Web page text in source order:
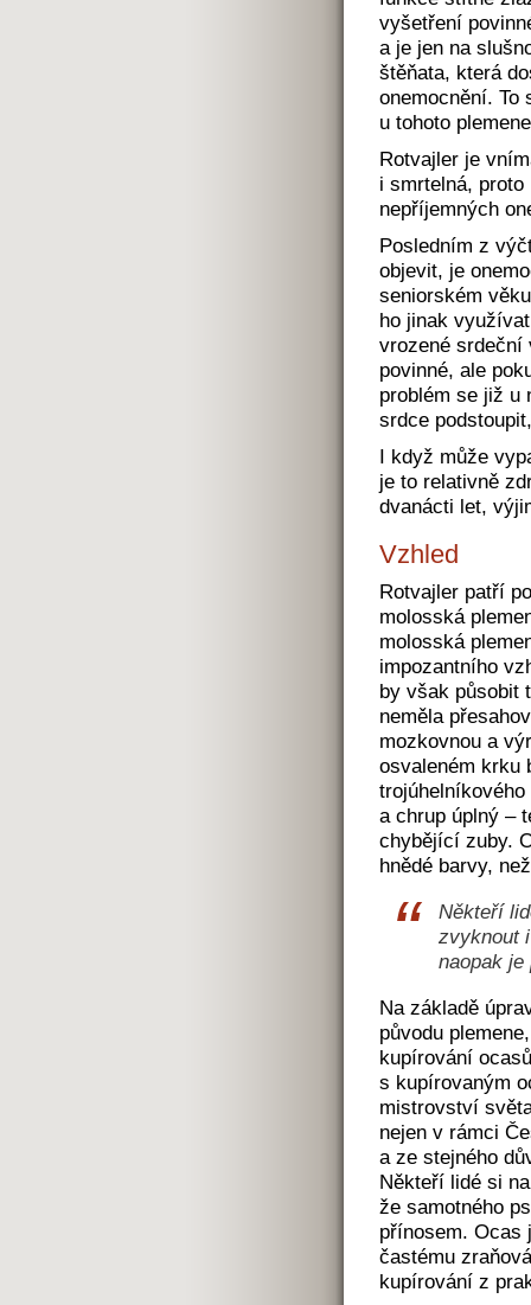
vyšetření
a je jen na
štěňata, která
onemocnění.
u tohoto
Rotvajler je
i smrtelná,
nepříjemných
Posledním z
objevit, je
seniorském
ho jinak
vrozené srdeční
povinné, ale
problém se již u
srdce
I když může
je to relativně
dvanácti let,
Vzhled
Rotvajler patří
molosská
molosská
impozantního
by však působit
neměla
mozkovnou a
osvaleném krku
a chrup úplný –
chybějící zuby.
hnědé barvy,
Někteří
zvyknout
naopak
Na základě
původu
kupírování
s kupírovaným
mistrovství
nejen v rámci
a ze stejného
Někteří lidé si
že samotného
přínosem. Ocas
častému
kupírování z